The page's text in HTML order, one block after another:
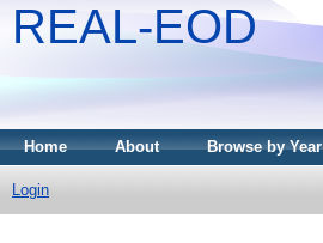
REAL-EOD
Home About Browse by Year
Login